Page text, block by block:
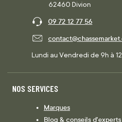
62460 Divion
09 72 12 77 56
Lundi au Vendredi de 9h à
NOS SERVICES
Marques
Blog & conseils d'experts